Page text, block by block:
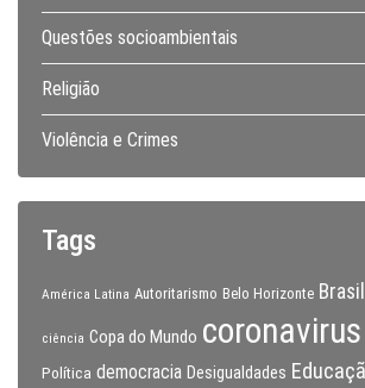
Questões socioambientais
Religião
Violência e Crimes
Tags
América Latina Autoritarismo Belo Horizonte Brasil
ciência Copa do Mundo coronavirus
Política democracia Desigualdades